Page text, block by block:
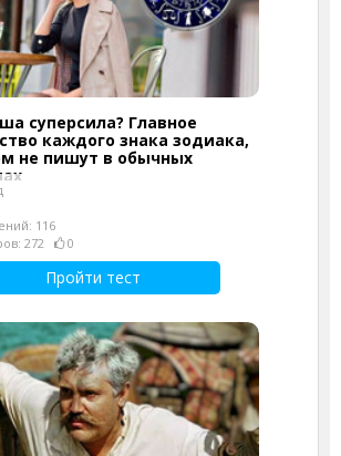
суперсила? Главное
каждого знака зодиака,
не пишут в обычных
116
272
0
Пройти тест